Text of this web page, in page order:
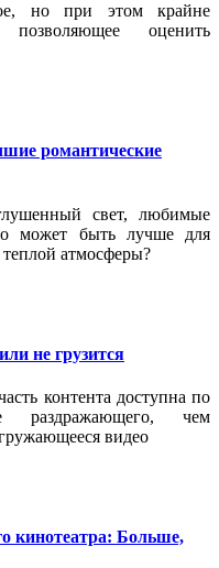
но при этом крайне
позволяющее оценить
романтические
свет, любимые
может быть лучше для
атмосферы?
не грузится
контента доступна по
раздражающего, чем
видео
кинотеатра: Больше,